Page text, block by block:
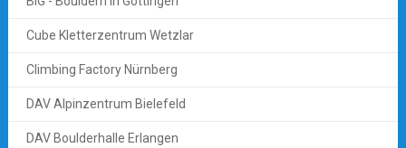
Cube Kletterzentrum Wetzlar
Climbing Factory Nürnberg
DAV Alpinzentrum Bielefeld
DAV Boulderhalle Erlangen